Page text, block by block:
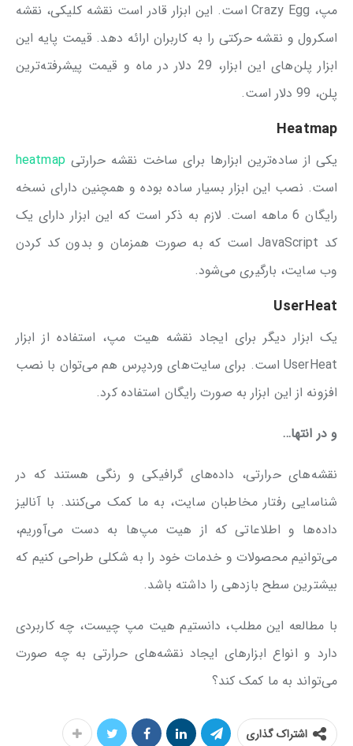
مپ، Crazy Egg است. این ابزار قادر است نقشه کلیکی، نقشه
اسکرول و نقشه حرکتی را به کاربران ارائه دهد. قیمت پایه این
ابزار پلن‌های این ابزار، 29 دلار در ماه و قیمت پیشرفته‌ترین
پلن، 99 دلار است.
Heatmap
یکی از ساده‌ترین ابزارها برای ساخت نقشه حرارتی heatmap
است. نصب این ابزار بسیار ساده بوده و همچنین دارای نسخه
رایگان 6 ماهه است. لازم به ذکر است که این ابزار دارای یک
کد JavaScript است که به صورت همزمان و بدون کد کردن
وب سایت، بارگیری می‌شود.
UserHeat
یک ابزار دیگر برای ایجاد نقشه هیت مپ، استفاده از ابزار
UserHeat است. برای سایت‌های وردپرس هم می‌توان با نصب
افزونه از این ابزار به صورت رایگان استفاده کرد.
و در انتها…
نقشه‌های حرارتی، داده‌های گرافیکی و رنگی هستند که در
شناسایی رفتار مخاطبان سایت، به ما کمک می‌کنند. با آنالیز
داده‌ها و اطلاعاتی که از هیت مپ‌ها به دست می‌آوریم،
می‌توانیم محصولات و خدمات خود را به شکلی طراحی کنیم که
بیشترین سطح بازدهی را داشته باشد.
با مطالعه این مطلب، دانستیم هیت مپ چیست، چه کاربردی
دارد و انواع ابزارهای ایجاد نقشه‌های حرارتی به چه صورت
می‌تواند به ما کمک کند؟
اشتراک گذاری